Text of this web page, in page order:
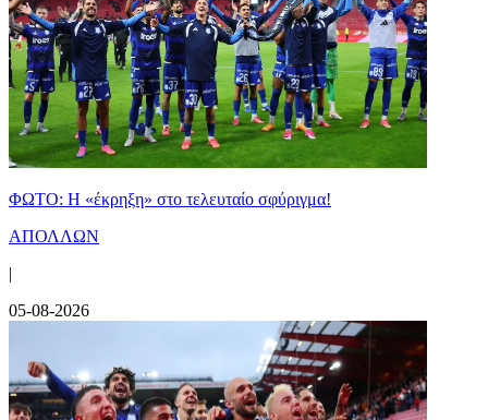
ΦΩΤΟ: Η «έκρηξη» στο τελευταίο σφύριγμα!
ΑΠΟΛΛΩΝ
|
05-08-2026